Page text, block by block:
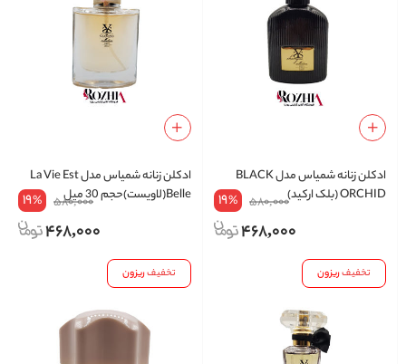
ادکلن زنانه شمیاس مدل BLACK
ORCHID (بلک ارکید)
580,000
19%
468,000
ادکلن زنانه شمیاس مدل La Vie Est
Belle(لاویست)حجم 30 میل
580,000
19%
468,000
تخفیفریزون تخفیفریزون